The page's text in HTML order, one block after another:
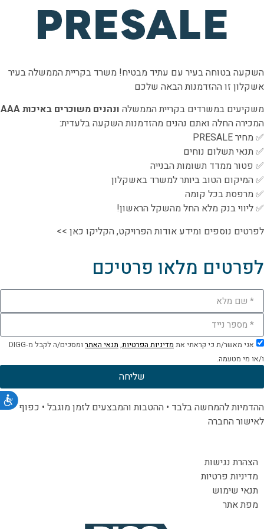
מַעֲרֶכֶת
נָגִישׁ
בִּקְלִיק
הַמְּסַיַּעַת
לִנְגִישׁוּת
הָאֲתָר.
השקעה בטוחה בעיר עם עתיד מבטיח! משרד בקריית הממשלה בעיר
אשקלון זו ההזדמנות הבאה שלכם
משקיעים במשרדים בקריית הממשלה ונהנים משוכרים באיכות AAA
המכירה החלה ואתם נהנים מהזדמנות השקעה בלעדית:
✅ מחיר PRESALE
✅ תנאי תשלום נוחים
✅ פטור ממדד תשומות הבנייה
✅ המיקום הטוב ביותר למשרד באשקלון
✅ מרפסת בכל קומה
✅ ליווי בנק מלא החל מהשקל הראשון!
לפרטים נוספים ומידע אודות הפרויקט, הקליקו כאן >>
לפרטים מלאו פרטיכם
אני מאשר/ת כי קראתי את מדיניות הפרטיות, תנאי האתר
ומסכים/ה לקבל מ-DIGG
ו/או מי מטעמה.
שליחה
ההדמיות להמחשה בלבד • ההטבות והמבצעים לזמן מוגבל • כפוף
לאישור החברה
הצהרת נגישות
מדיניות פרטיות
תנאי שימוש
מפת אתר